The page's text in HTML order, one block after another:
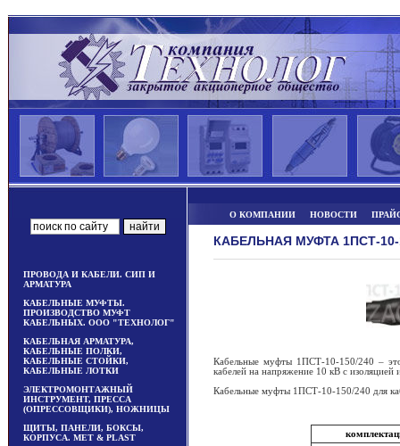
ПРОВОДА И КАБЕЛИ. СИП И
АРМАТУРА
КАБЕЛЬНЫЕ МУФТЫ.
ПРОИЗВОДСТВО МУФТ
КАБЕЛЬНЫХ. ООО "ТЕХНОЛОГ"
КАБЕЛЬНАЯ АРМАТУРА,
КАБЕЛЬНЫЕ ПОЛКИ,
КАБЕЛЬНЫЕ СТОЙКИ,
КАБЕЛЬНЫЕ ЛОТКИ
ЭЛЕКТРОМОНТАЖНЫЙ
ИНСТРУМЕНТ, ПРЕССА
(ОПРЕССОВЩИКИ), НОЖНИЦЫ
ЩИТЫ, ПАНЕЛИ, БОКСЫ,
КОРПУСА. MET & PLAST
О КОМПАНИИ НОВОСТИ
КАБЕЛЬНАЯ МУФТА 1ПСТ-10-
Кабельные муфты 1ПСТ-10-150/240 –
кабелей на напряжение 10 кВ с изоляцией
Кабельные муфты 1ПСТ-10-150/240 для